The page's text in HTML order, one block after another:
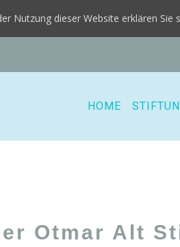
HOME
Otmar Alt
Nutzung dieser Website erklären